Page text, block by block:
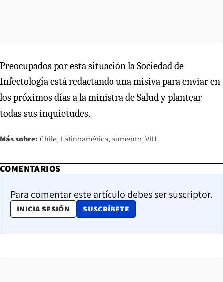
Preocupados por esta situación la Sociedad de
Infectología está redactando una misiva para enviar en
los próximos días a la ministra de Salud y plantear
todas sus inquietudes.
Más sobre: Chile Latinoamérica aumento VIH
COMENTARIOS
Para comentar este artículo debes ser suscriptor.
INICIA SESIÓN SUSCRÍBETE
OPENS IN NEW WINDOW